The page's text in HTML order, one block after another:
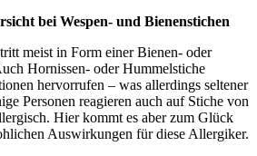
bei Wespen- und Bienenstichen
meist in Form einer Bienen- oder
Hornissen- oder Hummelstiche
hervorrufen – was allerdings seltener
Personen reagieren auch auf Stiche von
Hier kommt es aber zum Glück
Auswirkungen für diese Allergiker.